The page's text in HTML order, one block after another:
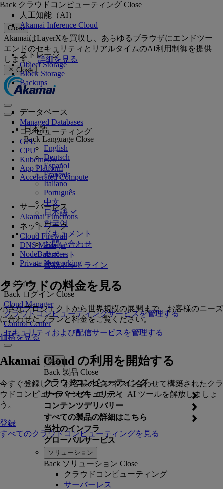
Close
AkamaiはLayerXを買収し、あらゆるブラウザにエンドツー
エンドのセキュリティとリアルタイムのAI利用制御を提供
します。詳細を見る
Close
日本語
Back Language Close
English
Deutsch
Español
Français
Italiano
Português
中文
日本語
한국어
ドキュメント
お問い合わせ
サポート
脅威ホットライン
ログイン
Back ログイン Close
Cloud Manager
クラウドコンピューティングサービスを管理する
Control Center
セキュリティおよび配信サービスを管理する
製品
Back 製品 Close
クラウドコンピューティング
サイバーセキュリティ
コンテンツデリバリー
すべての製品の詳細はこちら
当社のインフラ
グローバルサービス
Back クラウドコンピューティング Close
人工知能（AI）
Akamai Inference Cloud
ストレージ
Object Storage
Block Storage
Backups
データベース
Managed Databases
コンピューティング
GPU
CPU
Kubernetes
App Platform
Accelerated Compute
サーバーレス
Akamai Functions
ネットワーク
Cloud Firewall
DNS Manager
NodeBalancers
Private Networking
クラウドの料金を見る
小さなプロジェクトから世界規模の展開まで、お客様のニーズ
に合わせたプランと料金をご覧ください。
価格を見る
Akamai Cloud の利用を開始する
今すぐ登録して、お客様のビジネスに合わせて構築されたクラ
ウドコンピューティング、エッジ、AI ツールを解放しましょ
う。
登録
すべてのクラウドコンピューティングを見る
ソリューション
Back ソリューション Close
クラウドコンピューティング
サーバーレス